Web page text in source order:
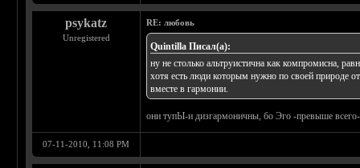
psykatz
Unregistered
RE: любовь
Quintilla Писал(а):
ну не столько альтруистична как компромисна,
хотя есть люди которым нужно по своей природе
вместе в гармонии.
они тупЫ-и дизгармоничны, бо Эго -превыше всего-
07-11-2010, 11:08 PM